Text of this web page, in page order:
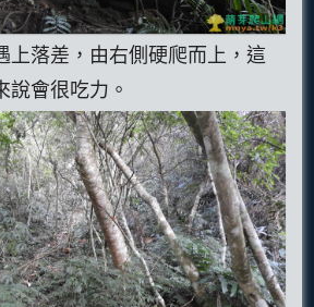
上落差，由右側硬爬而上，這
說會很吃力。